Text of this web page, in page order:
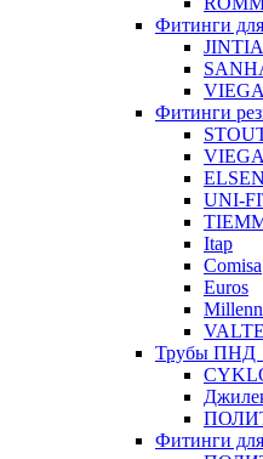
Фитинги
VIEGA
Фитинги
VIEGA
ELSEN
UNI-
Itap
Comisa
Euros
Трубы ПНД
Фитинги